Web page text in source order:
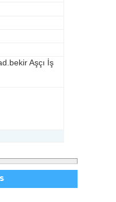
Aşçı İş